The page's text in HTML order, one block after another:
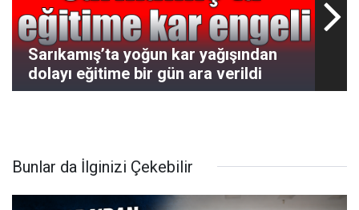
Sarıkamış’ta yoğun kar yağışından
dolayı eğitime bir gün ara verildi
Bunlar da İlginizi Çekebilir